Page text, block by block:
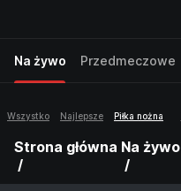
Na żywo Przedmeczowe
Wszystko Najlepsze Piłka nożna
Strona główna Na żywo